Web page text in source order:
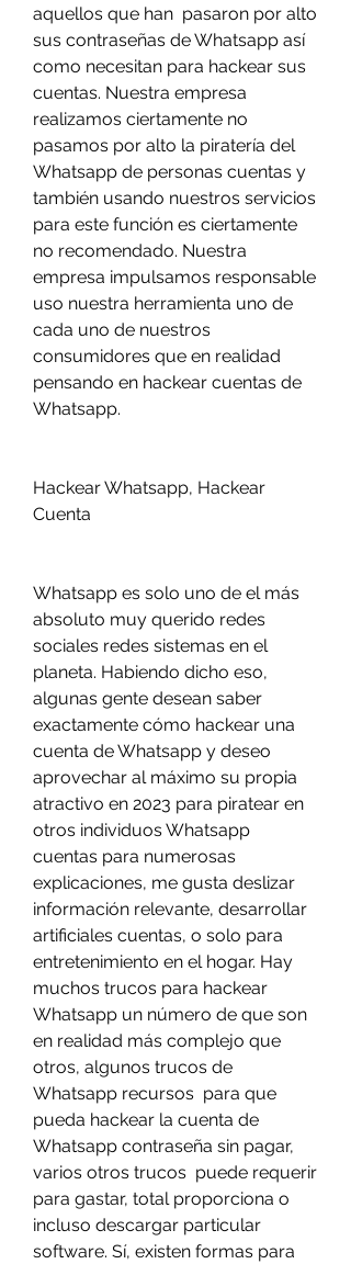
aquellos que han  pasaron por alto
sus contraseñas de Whatsapp así
como necesitan para hackear sus
cuentas. Nuestra empresa
realizamos ciertamente no
pasamos por alto la piratería del
Whatsapp de personas cuentas y
también usando nuestros servicios
para este función es ciertamente
no recomendado. Nuestra
empresa impulsamos responsable
uso nuestra herramienta uno de
cada uno de nuestros
consumidores que en realidad
pensando en hackear cuentas de
Whatsapp.
Hackear Whatsapp, Hackear
Cuenta
Whatsapp es solo uno de el más
absoluto muy querido redes
sociales redes sistemas en el
planeta. Habiendo dicho eso,
algunas gente desean saber
exactamente cómo hackear una
cuenta de Whatsapp y deseo
aprovechar al máximo su propia
atractivo en 2023 para piratear en
otros individuos Whatsapp
cuentas para numerosas
explicaciones, me gusta deslizar
información relevante, desarrollar
artificiales cuentas, o solo para
entretenimiento en el hogar. Hay
muchos trucos para hackear
Whatsapp un número de que son
en realidad más complejo que
otros, algunos trucos de
Whatsapp recursos  para que
pueda hackear la cuenta de
Whatsapp contraseña sin pagar,
varios otros trucos  puede requerir
para gastar, total proporciona o
incluso descargar particular
software. Sí, existen formas para